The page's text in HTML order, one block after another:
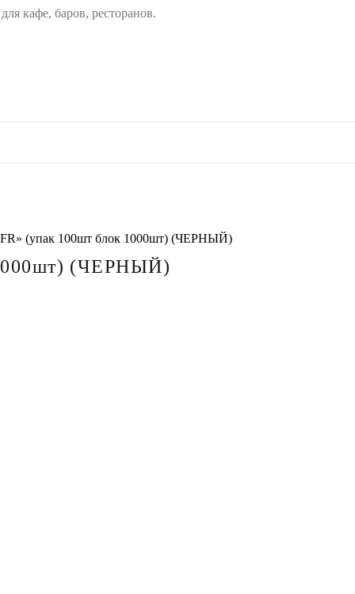
кафе, баров, ресторанов.
(упак 100шт блок 1000шт) (ЧЕРНЫЙ)
(ЧЕРНЫЙ)